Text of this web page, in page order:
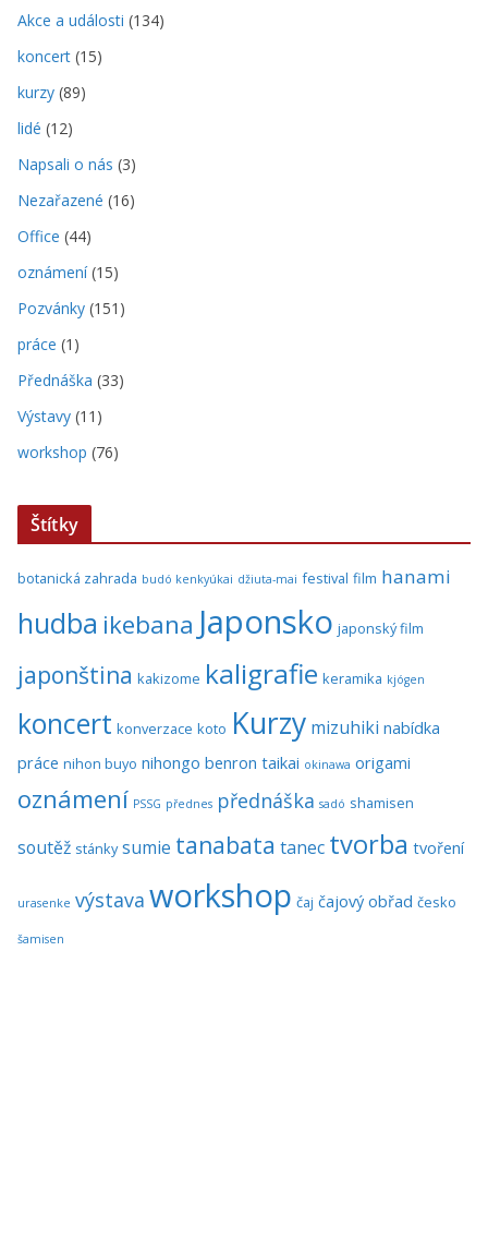
Akce a události (134)
koncert (15)
kurzy (89)
lidé (12)
Napsali o nás (3)
Nezařazené (16)
Office (44)
oznámení(15)
Pozvánky (151)
práce (1)
Přednáška (33)
Výstavy (11)
workshop (76)
Štítky
botanická zahrada budó kenkyúkai džiuta-mai festival film hanami
hudba ikebana Japonsko japonský film
japonština kakizome kaligrafie keramika kjógen
koncert konverzace koto Kurzy mizuhiki nabídka
práce nihon buyo nihongo benron taikai okinawa origami
oznámení PSSG přednes přednáška sadó shamisen
soutěž stánky sumie tanabata tanec tvorba tvoření
urasenke výstava workshop čaj čajový obřad česko
šamisen